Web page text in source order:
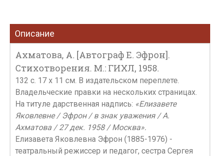
Описание
Ахматова, А. [Автограф Е. Эфрон].
Стихотворения. М.: ГИХЛ, 1958.
132 c. 17 x 11 см. В издательском переплете.
Владельческие правки на нескольких страницах.
На титуле дарственная надпись: «Елизавете
Яковлевне / Эфрон / в знак уважения / А.
Ахматова / 27 дек. 1958 / Москва».
Елизавета Яковлевна Эфрон (1885-1976) -
театральный режиссер и педагог, сестра Сергея